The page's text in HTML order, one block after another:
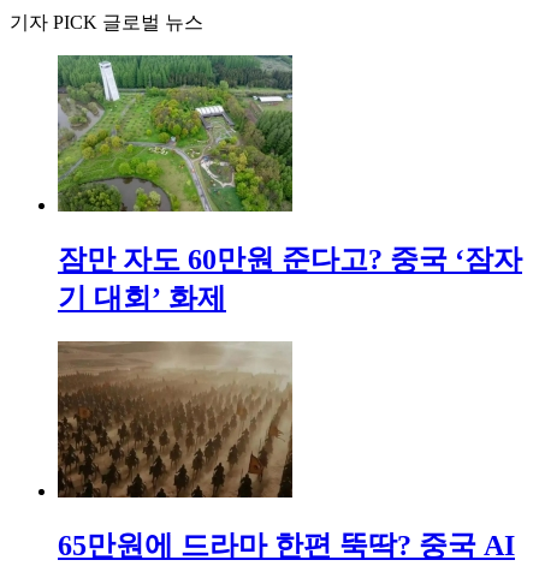
기자 PICK 글로벌 뉴스
잠만 자도 60만원 준다고? 중국 ‘잠자
기 대회’ 화제
65만원에 드라마 한편 뚝딱? 중국 AI